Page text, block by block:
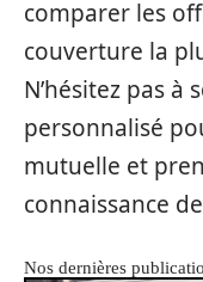
comparer les
couverture la
N’hésitez pas à
personnalisé
mutuelle et
connaissance
Nos dernières